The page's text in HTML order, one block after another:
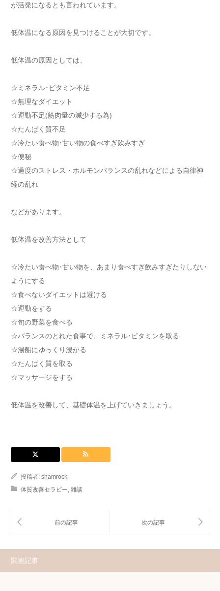
が活発になるとも言われています。
低体温になる原因を見つけることが大切です。
低体温の原因としては、
☆ミネラル･ビタミン不足
☆無理なダイエット
☆運動不足(筋肉量の減少する為)
☆たんぱく質不足
☆冷たい食べ物･甘い物の食べすぎ飲みすぎ
☆便秘
☆過度のストレス・ホルモンバランスの乱れなどによる自律神
経の乱れ
などがあります。
低体温を改善方法として
☆冷たい食べ物･甘い物を、あまり食べすぎ飲みすぎたりしない
ようにする
☆食べないダイエットは避ける
☆運動をする
☆旬の野菜を食べる
☆バランスのとれた食事で、ミネラル･ビタミンを取る
☆湯船にゆっくり浸かる
☆たんぱく質を取る
☆マッサージをする
低体温を改善して、基礎体温を上げていきましょう。
投稿者: shamrock
体質改善セラピー 雑談
関連記事